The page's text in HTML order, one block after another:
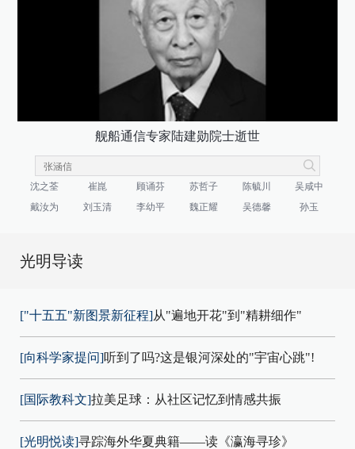
舰船通信专家陆建勋院士逝世
沈之荃 崔崑 顾诵芬 苏哲子 陈毓川
吴咸中
戴汝为
刘玉清 李幼平 魏正耀 吴德馨 孙玉
光明导读
["十五五"新图景新征程]从"遍地开花"到"精耕细作"
[向科学家提问]听到了吗?这是银河深处的"宇宙心跳"!
[国际教科文]拉美足球：从社区记忆到情感共振
[光明悦读]寻踪海外华夏典籍——读《瀛海寻珍》